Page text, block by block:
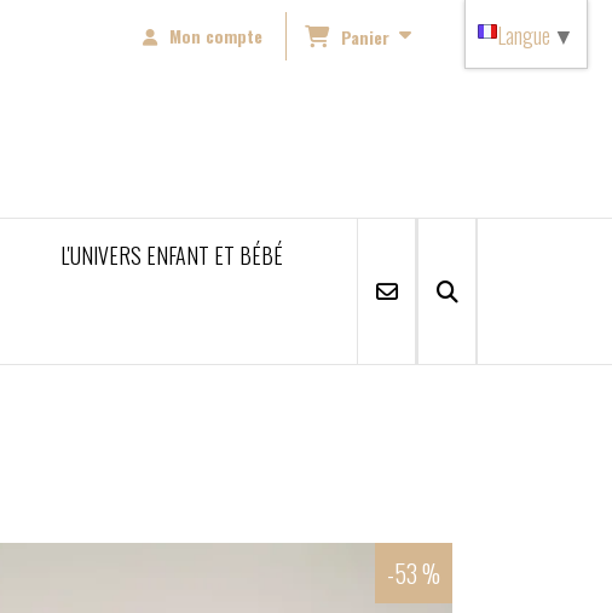
Mon compte Panier
L'UNIVERS ENFANT ET BÉBÉ
-53 %
Langue ▼